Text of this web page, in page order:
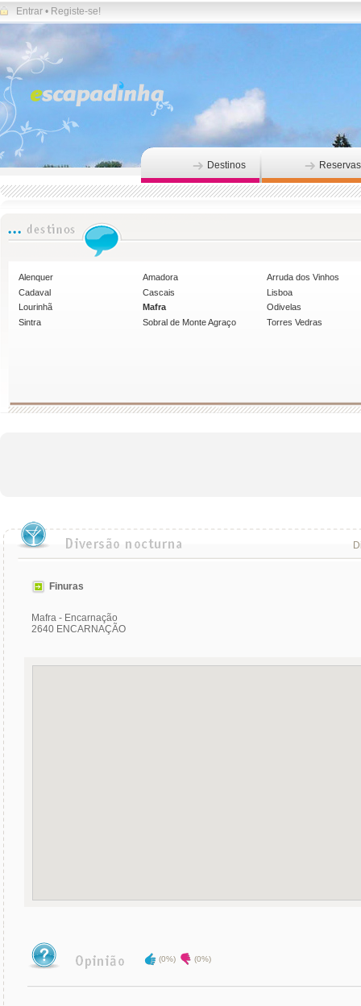
Entrar • Registe-se!
Destinos Reservas
Alenquer Amadora
Arruda dos Vinhos
Cadaval
Cascais
Lisboa
Lourinhã
Mafra
Odivelas
Sintra
Sobral de Monte Agraço Torres Vedras
Finuras
Mafra - Encarnação
2640 ENCARNAÇÃO
(0%) (0%)